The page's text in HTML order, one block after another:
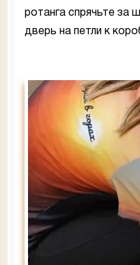
ротанга спрячьте за
дверь на петли к